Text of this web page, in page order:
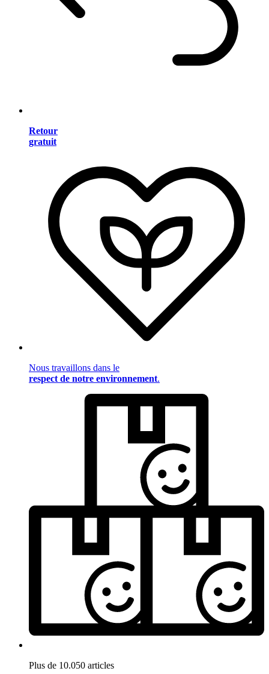
Retour
gratuit
Nous travaillons dans le
respect de notre environnement.
Plus de 10.050 articles